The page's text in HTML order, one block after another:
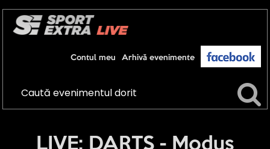
Arhivă evenimente
Contul meu
LIVE: DARTS - Modus